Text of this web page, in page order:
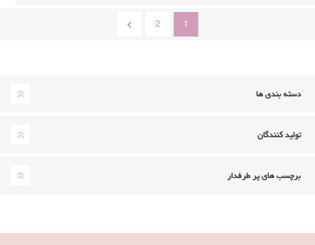
1
2
دسته بندی ها
تولید کنندگان
برچسب های پر طرفدار